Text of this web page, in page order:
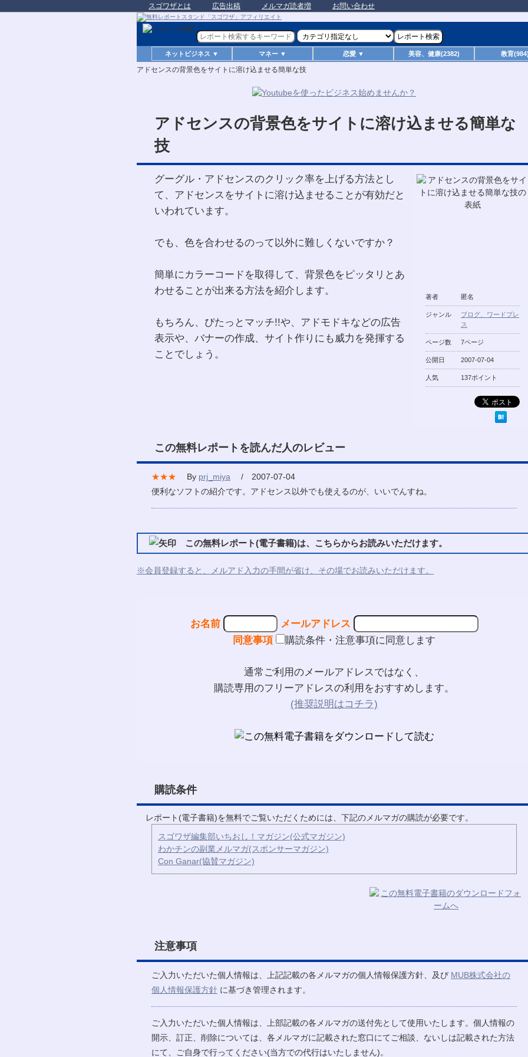
スゴワザとは 広告出稿 メルマガ読者増 お問い合わせ
ネットビジネス ▼ マネー ▼ 恋愛 ▼ 美容、健康(2382) 教育(984)
アドセンスの背景色をサイトに溶け込ませる簡単な技
アドセンスの背景色をサイトに溶け込ませる簡単な
技
著者 匿名
ジャンル
ブログ、ワードプレ
ス
ページ数 7ページ
公開日 2007-07-04
人気 137ポイント
グーグル・アドセンスのクリック率を上げる方法とし
て、アドセンスをサイトに溶け込ませることが有効だと
いわれています。
でも、色を合わせるのって以外に難しくないですか？
簡単にカラーコードを取得して、背景色をピッタリとあ
わせることが出来る方法を紹介します。
もちろん、ぴたっとマッチ!!や、アドモドキなどの広告
表示や、バナーの作成、サイト作りにも威力を発揮する
ことでしょう。
この無料レポートを読んだ人のレビュー
★★★ By prj_miya / 2007-07-04
便利なソフトの紹介です。アドセンス以外でも使えるのが、いいでんすね。
この無料レポート(電子書籍)は、こちらからお読みいただけます。
※会員登録すると、メルアド入力の手間が省け、その場でお読みいただけます。
お名前
メールアドレス
同意事項
購読条件・注意事項に同意します
通常ご利用のメールアドレスではなく、
購読専用のフリーアドレスの利用をおすすめします。
(推奨説明はコチラ)
購読条件
レポート(電子書籍)を無料でご覧いただくためには、下記のメルマガの購読が必要です。
スゴワザ編集部いちおし！マガジン(公式マガジン)
わかチンの副業メルマガ(スポンサーマガジン)
Con Ganar(協賛マガジン)
注意事項
ご入力いただいた個人情報は、上記記載の各メルマガの個人情報保護方針、及び MUB株式会社の
個人情報保護方針 に基づき管理されます。
ご入力いただいた個人情報は、上部記載の各メルマガの送付先として使用いたします。個人情報の
開示、訂正、削除については、各メルマガに記載された窓口にてご相談、ないしは記載された方法
にて、ご自身で行ってください(当方での代行はいたしません)。